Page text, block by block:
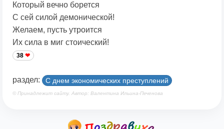
Который вечно борется
С сей силой демонической!
Желаем, пусть утроится
Их сила в миг стоический!
38
раздел: С днем экономических преступлений
© Принадлежит сайту. Автор: Валентина Ильина-Печенова